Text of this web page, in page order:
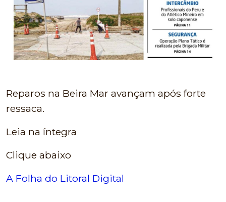
Reparos na Beira Mar avançam após forte
ressaca.
Leia na íntegra
Clique abaixo
A Folha do Litoral Digital